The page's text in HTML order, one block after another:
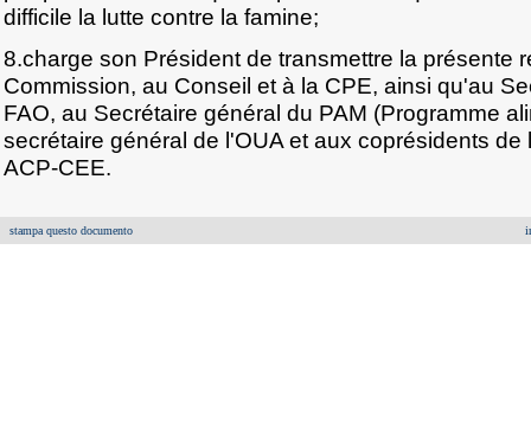
difficile la lutte contre la famine;
8.charge son Président de transmettre la présente
Commission, au Conseil et à la CPE, ainsi qu'au
FAO, au Secrétaire général du PAM (Programme
secrétaire général de l'OUA et aux coprésidents de
ACP-CEE.
stampa questo documento